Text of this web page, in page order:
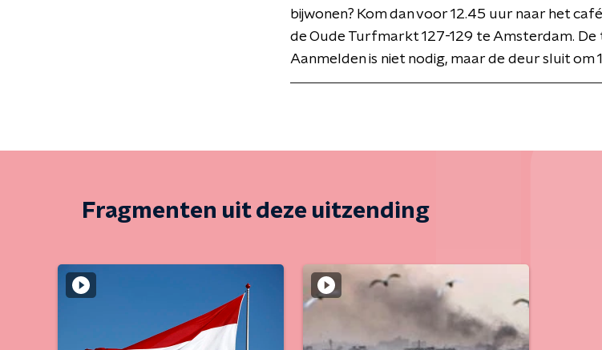
bijwonen? Kom dan voor 12.45 uur naar het
de Oude Turfmarkt 127-129 te Amsterdam. De
Aanmelden is niet nodig, maar de deur sluit om
Fragmenten uit deze uitzending